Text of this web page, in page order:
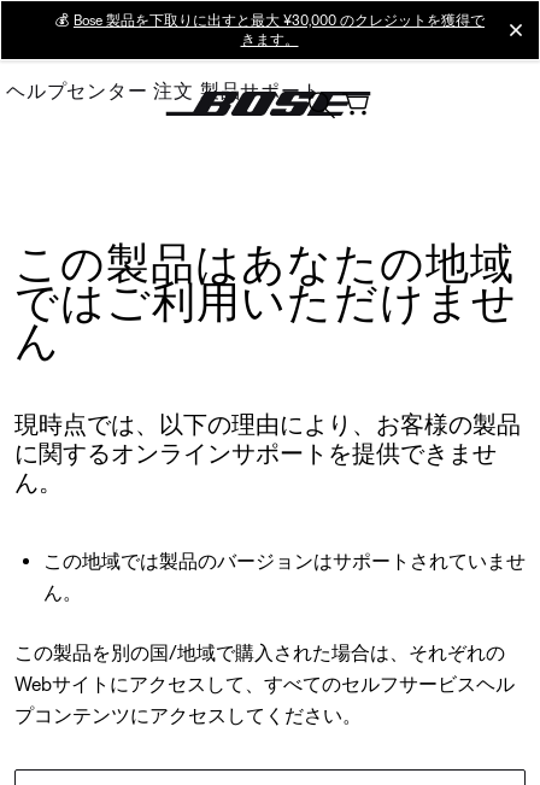
Main
💰 Bose 製品を下取りに出すと最大 ¥30,000 のクレジットを獲得で
きます。
ヘルプセンター 注文 製品サポート
この製品はあなたの地域
ではご利用いただけませ
ん
現時点では、以下の理由により、お客様の製品
に関するオンラインサポートを提供できませ
ん。
この地域では製品のバージョンはサポートされていませ
ん。
この製品を別の国/地域で購入された場合は、それぞれの
Webサイトにアクセスして、すべてのセルフサービスヘル
プコンテンツにアクセスしてください。